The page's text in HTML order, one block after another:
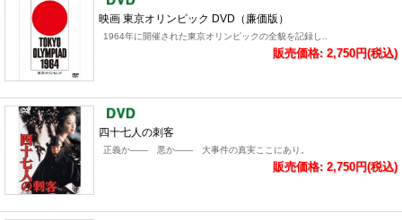
映画 東京オリンピック DVD（廉価版）
1964年に開催された東京オリンピックの全貌を記録し..
販売価格: 2,750円(税込)
四十七人の刺客
正義か―― 悪か―― 大事件の真実ここにあり。
販売価格: 2,750円(税込)